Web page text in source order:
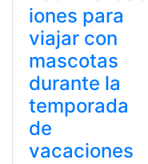
iones para
viajar con
mascotas
durante la
temporada
de
vacaciones